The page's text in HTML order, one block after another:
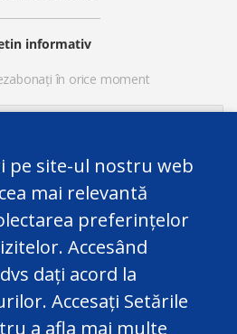
informativ
în orice moment
în cadrul Proiectului
„Consolidarea Capacităților
pe site-ul nostru web
mai relevantă
preferințelor
Accesând
dați acord la
Accesați Setările
a afla mai multe